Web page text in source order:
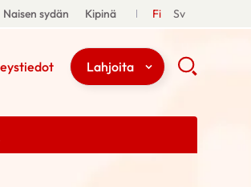
Naisen sydän Kipinä Fi Sv
Lahjoita